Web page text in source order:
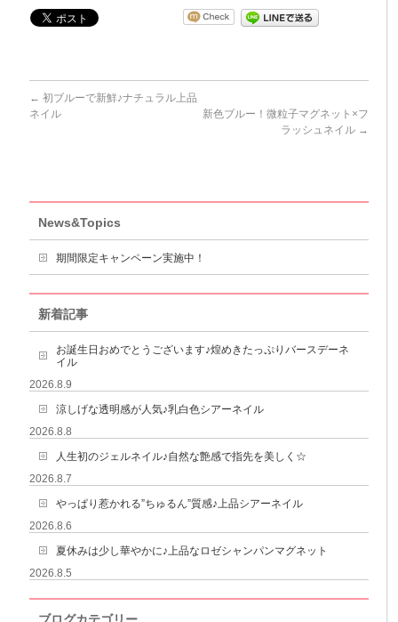
← 初ブルーで新鮮♪ナチュラル上品
ネイル
新色ブルー！微粒子マグネット×フ
ラッシュネイル →
News&Topics
期間限定キャンペーン実施中！
新着記事
お誕生日おめでとうございます♪煌めきたっぷりバースデーネ
イル
2026.8.9
涼しげな透明感が人気♪乳白色シアーネイル
2026.8.8
人生初のジェルネイル♪自然な艶感で指先を美しく☆
2026.8.7
やっぱり惹かれる”ちゅるん”質感♪上品シアーネイル
2026.8.6
夏休みは少し華やかに♪上品なロゼシャンパンマグネット
2026.8.5
ブログカテゴリー